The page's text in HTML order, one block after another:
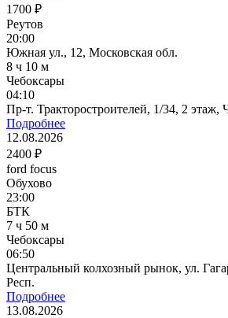
1700 ₽
Реутов
20:00
Южная ул., 12, Московская обл.
8 ч 10 м
Чебоксары
04:10
Пр-т. Тракторостроителей, 1/34, 2 этаж,
Подробнее
12.08.2026
2400 ₽
ford focus
Обухово
23:00
БТК
7 ч 50 м
Чебоксары
06:50
Центральный колхозный рынок, ул.
Респ.
Подробнее
13.08.2026